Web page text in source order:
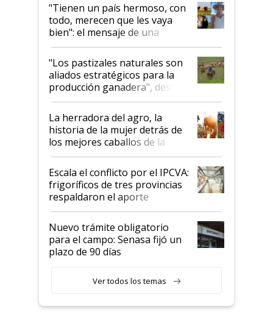
"Tienen un país hermoso, con
todo, merecen que les vaya
bien": el mensaje de una
ganadera uruguaya sobre las
oportunidades que se abren
para el agro en Argentina, con
foco en la carne
"Los pastizales naturales son
aliados estratégicos para la
producción ganadera", destaca
la iniciativa que ya reúne a 46
establecimientos en Argentina
La herradora del agro, la
historia de la mujer detrás de
los mejores caballos de la
Argentina y los mitos que
todavía hacen sufrir a estos
animales: "Mientras me
descalificaban, yo seguí
haciendo currículum"
Escala el conflicto por el IPCVA:
frigoríficos de tres provincias
respaldaron el aporte
obligatorio
Nuevo trámite obligatorio
para el campo: Senasa fijó un
plazo de 90 días
Ver todos los temas